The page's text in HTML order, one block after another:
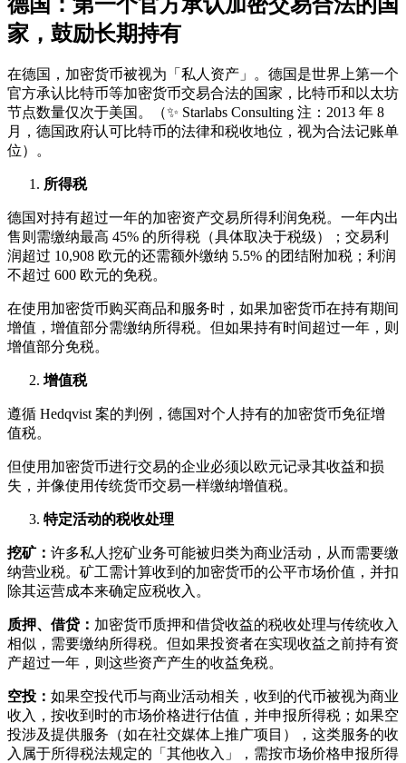
家，鼓励长期持有
在德国，加密货币被视为「私人资产」。德国是世界上第一个
官方承认比特币等加密货币交易合法的国家，比特币和以太坊
节点数量仅次于美国。（✨ Starlabs Consulting 注：2013 年 8
月，德国政府认可比特币的法律和税收地位，视为合法记账单
位）。
所得税
德国对持有超过一年的加密资产交易所得利润免税。一年内出
售则需缴纳最高 45% 的所得税（具体取决于税级）；交易利
润超过 10,908 欧元的还需额外缴纳 5.5% 的团结附加税；利润
不超过 600 欧元的免税。
在使用加密货币购买商品和服务时，如果加密货币在持有期间
增值，增值部分需缴纳所得税。但如果持有时间超过一年，则
增值部分免税。
增值税
遵循 Hedqvist 案的判例，德国对个人持有的加密货币免征增
值税。
但使用加密货币进行交易的企业必须以欧元记录其收益和损
失，并像使用传统货币交易一样缴纳增值税。
特定活动的税收处理
挖矿： 许多私人挖矿业务可能被归类为商业活动，从而需要缴
纳营业税。矿工需计算收到的加密货币的公平市场价值，并扣
除其运营成本来确定应税收入。
质押、借贷： 加密货币质押和借贷收益的税收处理与传统收入
相似，需要缴纳所得税。但如果投资者在实现收益之前持有资
产超过一年，则这些资产产生的收益免税。
空投： 如果空投代币与商业活动相关，收到的代币被视为商业
收入，按收到时的市场价格进行估值，并申报所得税；如果空
投涉及提供服务（如在社交媒体上推广项目），这类服务的收
入属于所得税法规定的「其他收入」，需按市场价格申报所得